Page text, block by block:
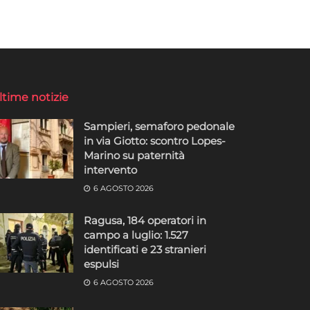
notizie
Sampieri, semaforo pedonale
in via Giotto: scontro Lopes-
Marino su paternità
intervento
6 AGOSTO 2026
Ragusa, 184 operatori in
campo a luglio: 1.527
identificati e 23 stranieri
espulsi
6 AGOSTO 2026